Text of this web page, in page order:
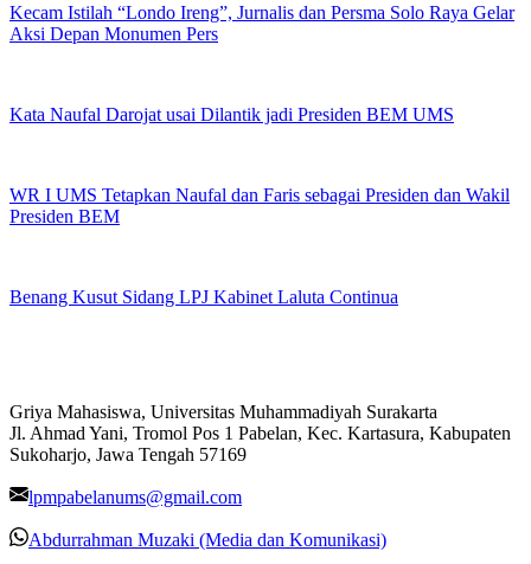
Kecam Istilah “Londo Ireng”, Jurnalis dan Persma Solo Raya Gelar
Aksi Depan Monumen Pers
Kata Naufal Darojat usai Dilantik jadi Presiden BEM UMS
WR I UMS Tetapkan Naufal dan Faris sebagai Presiden dan Wakil
Presiden BEM
Benang Kusut Sidang LPJ Kabinet Laluta Continua
Griya Mahasiswa, Universitas Muhammadiyah Surakarta
Jl. Ahmad Yani, Tromol Pos 1 Pabelan, Kec. Kartasura, Kabupaten
Sukoharjo, Jawa Tengah 57169
lpmpabelanums@gmail.com
Abdurrahman Muzaki (Media dan Komunikasi)